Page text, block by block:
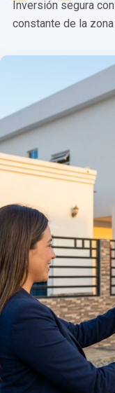
Inversión segura
constante de la